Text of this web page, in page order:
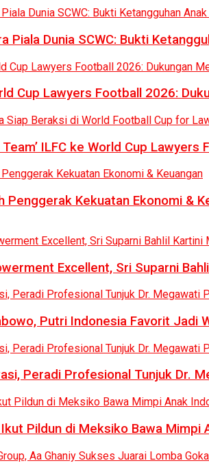
Piala Dunia SCWC: Bukti
Cup Lawyers Football 2026:
Team’ ILFC ke World Cup Lawyers
Penggerak Kekuatan Ekonomi &
Excellent, Sri Suparni
Putri Indonesia Favorit Jadi
Peradi Profesional Tunjuk Dr.
Pildun di Meksiko Bawa Mimpi